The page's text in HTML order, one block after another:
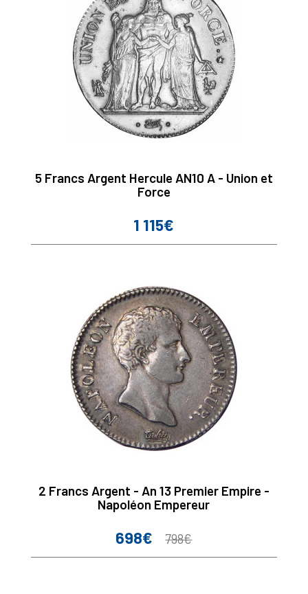
5 Francs Argent Hercule AN10 A - Union et
Force
Prix
1 115€
2 Francs Argent - An 13 Premier Empire -
Napoléon Empereur
Prix
698€
Prix
798€